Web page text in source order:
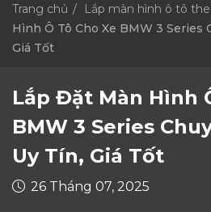
Trang chủ Lắp màn hình ô tô
Hình Ô Tô Cho Xe BMW 3 Series
Giá Tốt
Lắp Đặt Màn Hình
BMW 3 Series
Uy Tín, Giá Tốt
26 Tháng 07, 2025